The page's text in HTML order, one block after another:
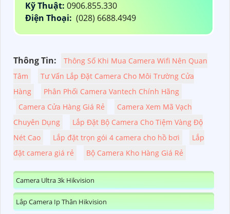
Kỹ Thuật: 0906.855.330
Điện Thoại: (028) 6688.4949
Thông Tin:
Thông Số Khi Mua Camera Wifi Nên Quan
Tâm
Tư Vấn Lắp Đặt Camera Cho Môi Trường Cửa
Hàng
Phân Phối Camera Vantech Chính Hãng
Camera Cửa Hàng Giá Rẻ
Camera Xem Mã Vạch
Chuyên Dụng
Lắp Đặt Bộ Camera Cho Tiệm Vàng Độ
Nét Cao
Lắp đặt trọn gói 4 camera cho hồ bơi
Lắp
đặt camera giá rẻ
Bộ Camera Kho Hàng Giá Rẻ
Camera Ultra 3k Hikvision
Lắp Camera Ip Thân Hikvision